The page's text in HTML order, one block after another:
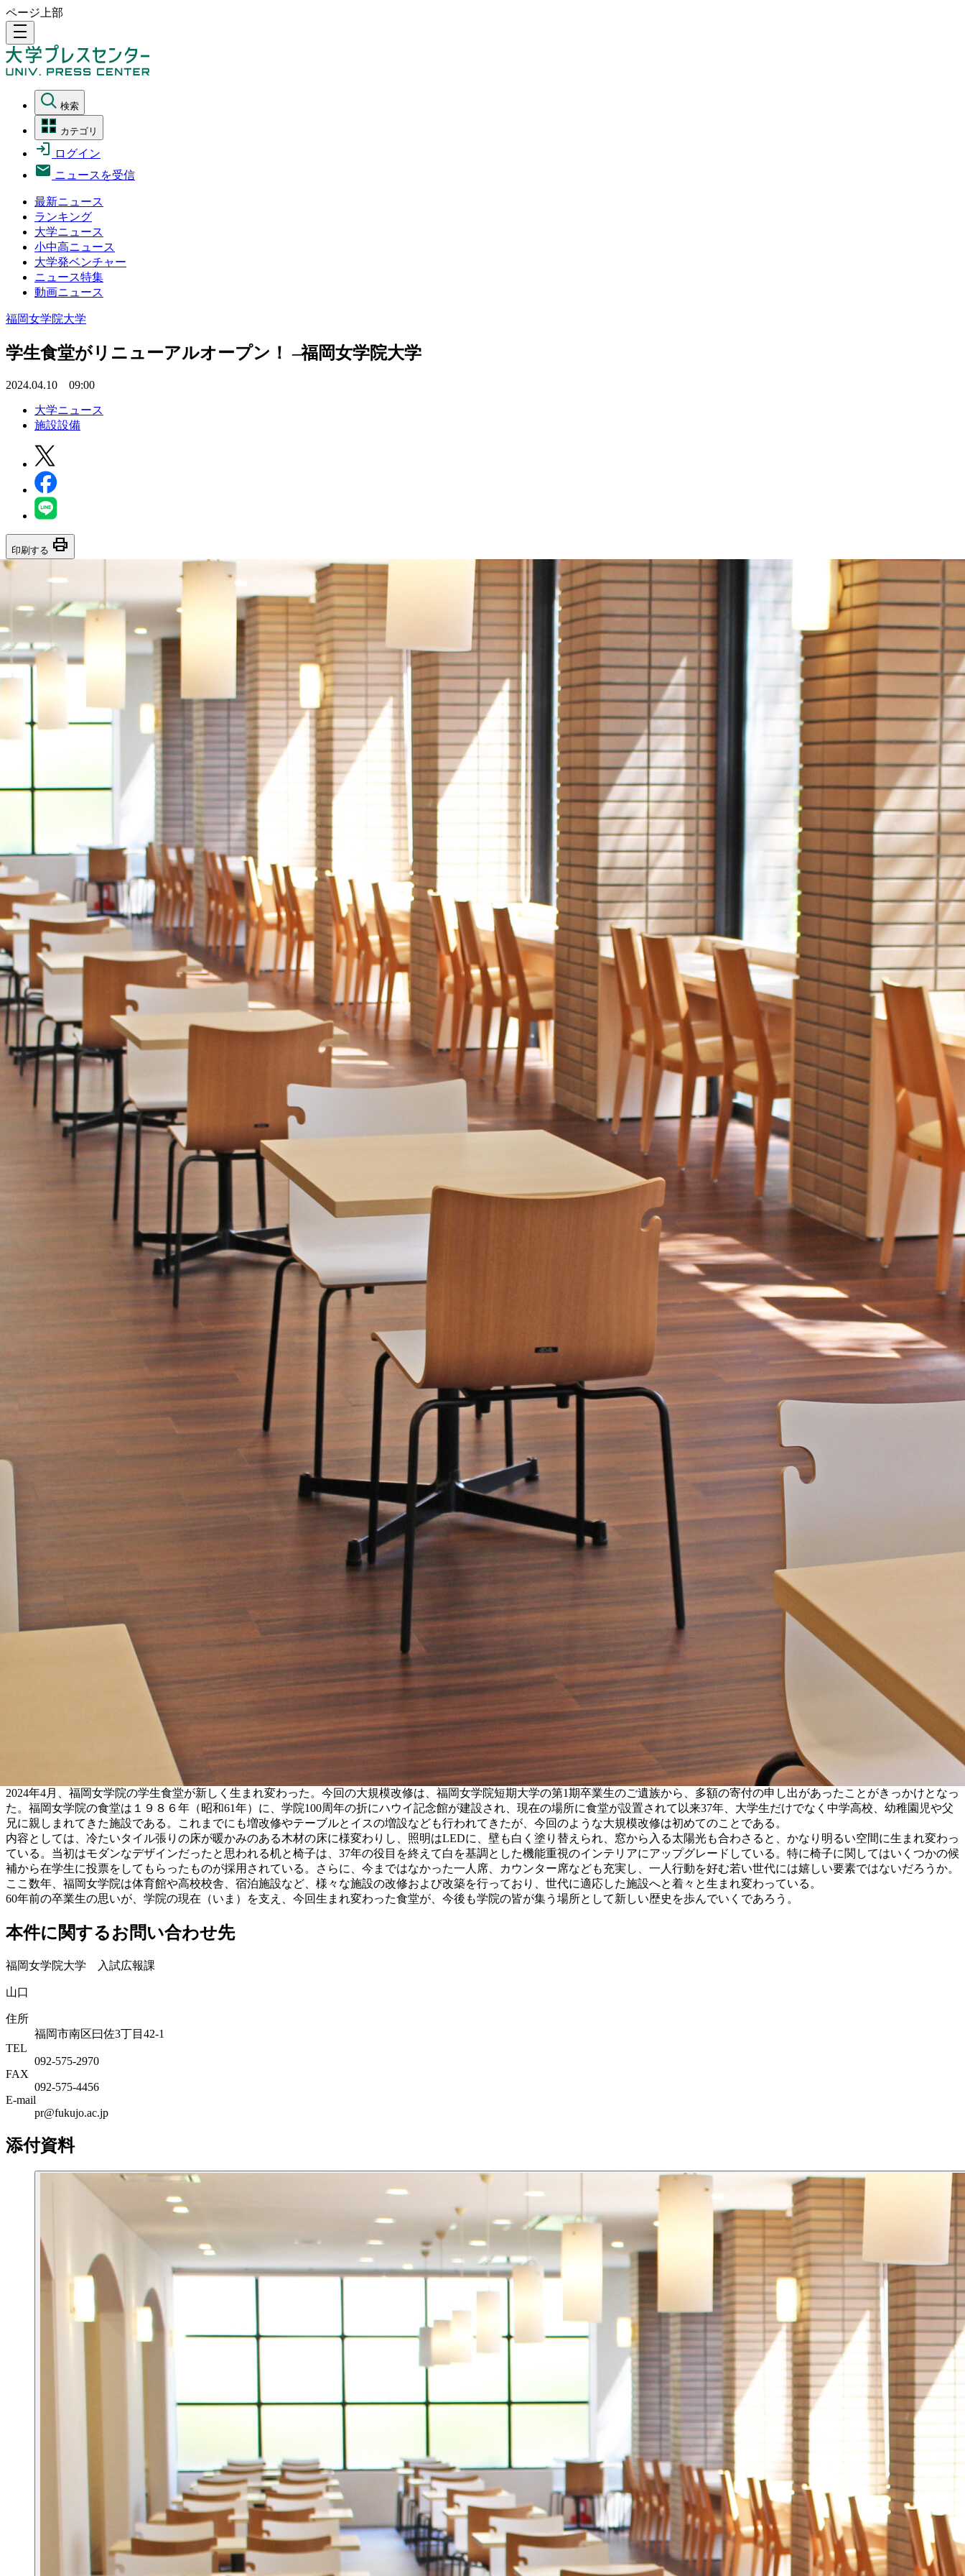
ページ上部
density_medium
検索
カテゴリ
ログイン
ニュースを受信
最新ニュース
ランキング
大学ニュース
小中高ニュース
大学発ベンチャー
ニュース特集
動画ニュース
福岡女学院大学
学生食堂がリニューアルオープン！ –福岡女学院大学
2024.04.10 09:00
大学ニュース
施設設備
印刷する print
2024年4月、福岡女学院の学生食堂が新しく生まれ変わった。今回の大規模改修は、福岡女学院短期大学の第1期卒業生のご遺族から、多額の寄付の申し出があったことがきっかけとなっ
た。福岡女学院の食堂は１９８６年（昭和61年）に、学院100周年の折にハウイ記念館が建設され、現在の場所に食堂が設置されて以来37年、大学生だけでなく中学高校、幼稚園児や父
兄に親しまれてきた施設である。これまでにも増改修やテーブルとイスの増設なども行われてきたが、今回のような大規模改修は初めてのことである。
内容としては、冷たいタイル張りの床が暖かみのある木材の床に様変わりし、照明はLEDに、壁も白く塗り替えられ、窓から入る太陽光も合わさると、かなり明るい空間に生まれ変わっ
ている。当初はモダンなデザインだったと思われる机と椅子は、37年の役目を終えて白を基調とした機能重視のインテリアにアップグレードしている。特に椅子に関してはいくつかの候
補から在学生に投票をしてもらったものが採用されている。さらに、今まではなかった一人席、カウンター席なども充実し、一人行動を好む若い世代には嬉しい要素ではないだろうか。
ここ数年、福岡女学院は体育館や高校校舎、宿泊施設など、様々な施設の改修および改築を行っており、世代に適応した施設へと着々と生まれ変わっている。
60年前の卒業生の思いが、学院の現在（いま）を支え、今回生まれ変わった食堂が、今後も学院の皆が集う場所として新しい歴史を歩んでいくであろう。
本件に関するお問い合わせ先
福岡女学院大学 入試広報課
山口
住所
福岡市南区曰佐3丁目42-1
TEL
092-575-2970
FAX
092-575-4456
E-mail
pr@fukujo.ac.jp
添付資料